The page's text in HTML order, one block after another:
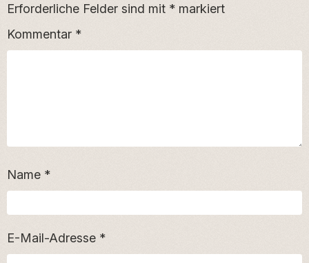
Erforderliche Felder sind mit * markiert
Kommentar *
Name *
E-Mail-Adresse *